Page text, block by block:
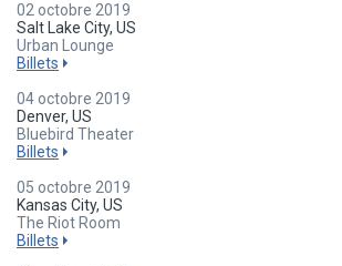
02 octobre 2019
Salt Lake City, US
Urban Lounge
Billets
04 octobre 2019
Denver, US
Bluebird Theater
Billets
05 octobre 2019
Kansas City, US
The Riot Room
Billets